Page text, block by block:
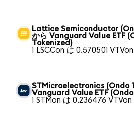
Lattice Semiconductor
から Vanguard Value ETF
Tokenized)
1 LSCCon は 0.570501
STMicroelectronics (Ondo
Vanguard Value ETF
1 STMon は 0.236476 VTVon